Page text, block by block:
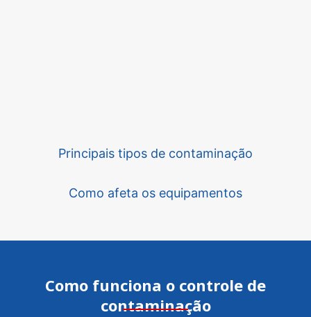
Principais tipos de contaminação
Como afeta os equipamentos
Como funciona o controle de
contaminação